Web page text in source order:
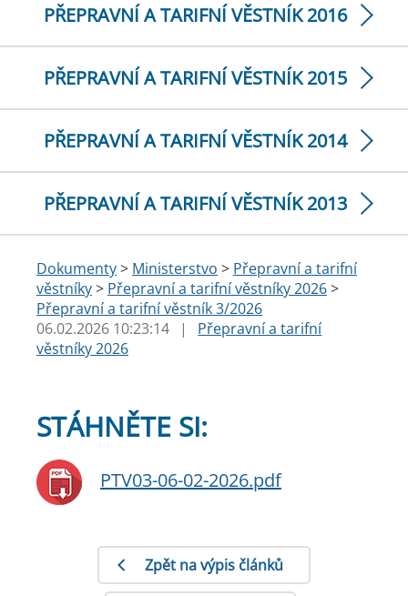
PŘEPRAVNÍ A TARIFNÍ VĚSTNÍK 2016
PŘEPRAVNÍ A TARIFNÍ VĚSTNÍK 2015
PŘEPRAVNÍ A TARIFNÍ VĚSTNÍK 2014
PŘEPRAVNÍ A TARIFNÍ VĚSTNÍK 2013
Dokumenty> Ministerstvo > Přepravní a tarifní
věstníky> Přepravní a tarifní věstníky 2026>
Přepravní a tarifní věstník 3/2026
06.02.2026 10:23:14
|
Přepravní a tarifní
věstníky 2026
STÁHNĚTE SI:
PTV03-06-02-2026.pdf
Zpět na výpis článků